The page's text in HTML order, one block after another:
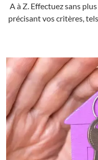
A à Z. Effectuez sans
précisant vos critères,